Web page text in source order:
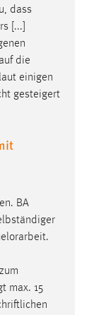
dass
[...]
die
einigen
gesteigert
BA
.
max. 15